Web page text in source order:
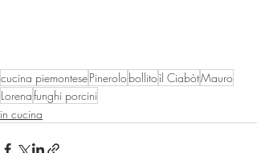
cucina piemontesePinerolobollitoìl CiabòtMauro
Lorenafunghi porcini
in cucina